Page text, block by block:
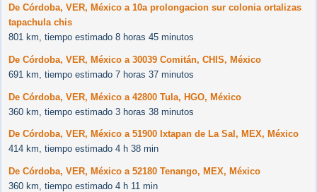
De Córdoba, VER, México a 10a prolongacion sur colonia ortalizas
tapachula chis
801 km, tiempo estimado 8 horas 45 minutos
De Córdoba, VER, México a 30039 Comitán, CHIS, México
691 km, tiempo estimado 7 horas 37 minutos
De Córdoba, VER, México a 42800 Tula, HGO, México
360 km, tiempo estimado 3 horas 38 minutos
De Córdoba, VER, México a 51900 Ixtapan de La Sal, MEX, México
414 km, tiempo estimado 4 h 38 min
De Córdoba, VER, México a 52180 Tenango, MEX, México
360 km, tiempo estimado 4 h 11 min